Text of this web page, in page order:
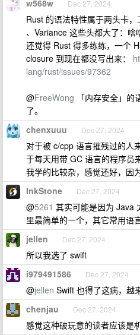
w568w Dec 27, 2024
Rust 的语法特性属于两头卡
、Variance 这些头都大了：
还觉得 Rust 得多练练，一个
closure 到现在都没写出来：
lang/rust/issues/97362
@FreeWong 「内存安全」
了。
chenxuuu Dec 27, 2024
对于被 c/cpp 语言摧残过的人
于每天用带 GC 语言的程序员
我学的比较杂，感觉还好，因
InkStone Dec 27, 2024
@5261 其实可能是因为 Java
里最简单的一个，其它常用语
jellen Dec 27, 2024
所以我选了 swift
i979491586 Dec 27, 2024
@jellen Swift 也得了这病，越
chenjau Dec 27, 2024
感觉这种破玩意的读者应该是